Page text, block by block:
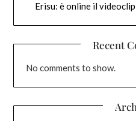
Erisu: è online il
Recent
No comments to show.